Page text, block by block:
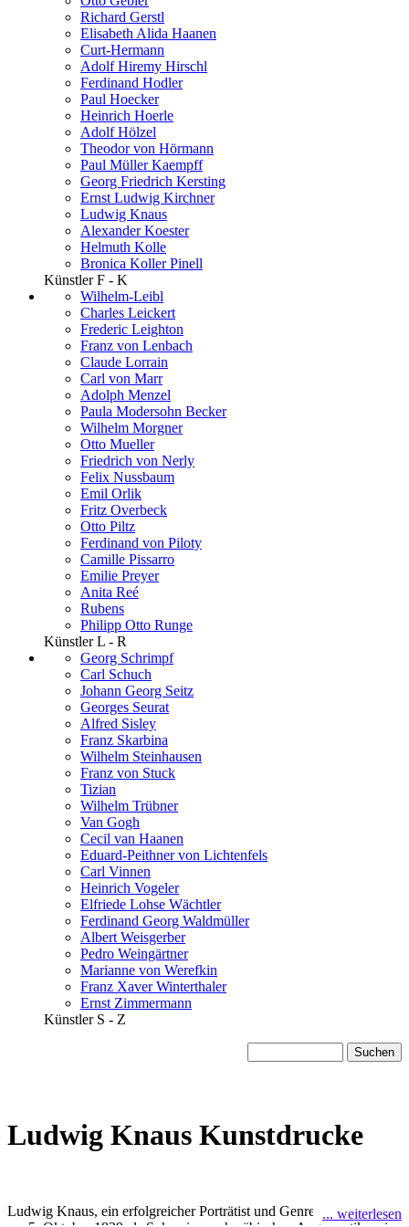
Richard Gerstl
Elisabeth Alida Haanen
Curt-Hermann
Adolf Hiremy Hirschl
Ferdinand Hodler
Paul Hoecker
Heinrich Hoerle
Adolf Hölzel
Theodor von Hörmann
Paul Müller Kaempff
Georg Friedrich Kersting
Ernst Ludwig Kirchner
Ludwig Knaus
Alexander Koester
Helmuth Kolle
Bronica Koller Pinell
Künstler F - K
Wilhelm-Leibl
Charles Leickert
Frederic Leighton
Franz von Lenbach
Claude Lorrain
Carl von Marr
Adolph Menzel
Paula Modersohn Becker
Wilhelm Morgner
Otto Mueller
Friedrich von Nerly
Felix Nussbaum
Emil Orlik
Fritz Overbeck
Otto Piltz
Ferdinand von Piloty
Camille Pissarro
Emilie Preyer
Anita Reé
Rubens
Philipp Otto Runge
Künstler L - R
Georg Schrimpf
Carl Schuch
Johann Georg Seitz
Georges Seurat
Alfred Sisley
Franz Skarbina
Wilhelm Steinhausen
Franz von Stuck
Tizian
Wilhelm Trübner
Van Gogh
Cecil van Haanen
Eduard-Peithner von Lichtenfels
Carl Vinnen
Heinrich Vogeler
Elfriede Lohse Wächtler
Ferdinand Georg Waldmüller
Albert Weisgerber
Pedro Weingärtner
Marianne von Werefkin
Franz Xaver Winterthaler
Ernst Zimmermann
Künstler S - Z
Ludwig Knaus Kunstdrucke
Ludwig Knaus, ein erfolgreicher Porträtist und Genremaler, wurde
... weiterlesen